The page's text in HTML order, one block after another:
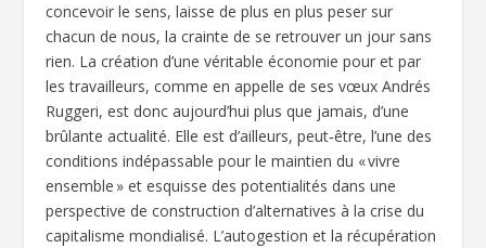
concevoir le sens, laisse de plus en plus peser sur
chacun de nous, la crainte de se retrouver un jour sans
rien. La création d’une véritable économie pour et par
les travailleurs, comme en appelle de ses vœux Andrés
Ruggeri, est donc aujourd’hui plus que jamais, d’une
brûlante actualité. Elle est d’ailleurs, peut‑être, l’une des
conditions indépassable pour le maintien du « vivre
ensemble » et esquisse des potentialités dans une
perspective de construction d’alternatives à la crise du
capitalisme mondialisé. L’autogestion et la récupération